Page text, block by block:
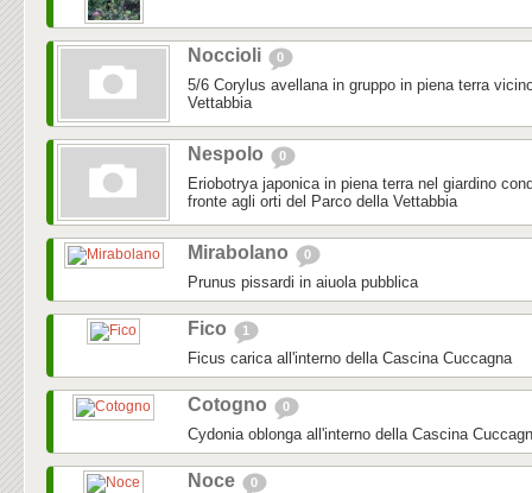
Noccioli 0
5/6 Corylus avellana in gruppo in piena terra
Vettabbia
Nespolo 0
Eriobotrya japonica in piena terra nel giardino
fronte agli orti del Parco della Vettabbia
Mirabolano 0
Prunus pissardi in aiuola pubblica
Fico 1
Ficus carica all'interno della Cascina Cuccagna
Cotogno 0
Cydonia oblonga all'interno della Cascina
Noce 0